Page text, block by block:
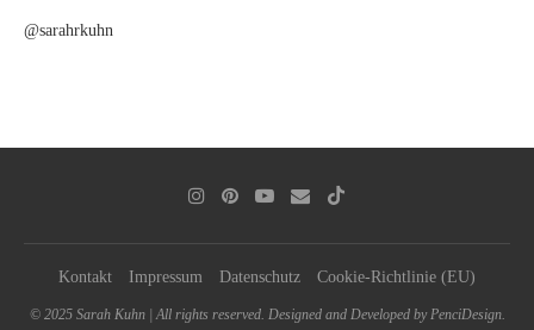
@sarahrkuhn
Kontakt Impressum Datenschutz Cookie-Richtlinie (EU)
© 2025 Sarah Kuhn | All rights reserved. Designed and Developed by PenciDesign.